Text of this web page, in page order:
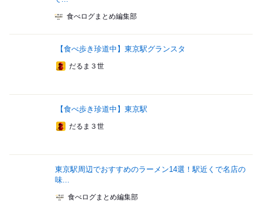
食べログまとめ編集部
【食べ歩き珍道中】東京駅グランスタ
だるま３世
【食べ歩き珍道中】東京駅
だるま３世
東京駅周辺でおすすめのラーメン14選！駅近くで名店の
味...
食べログまとめ編集部